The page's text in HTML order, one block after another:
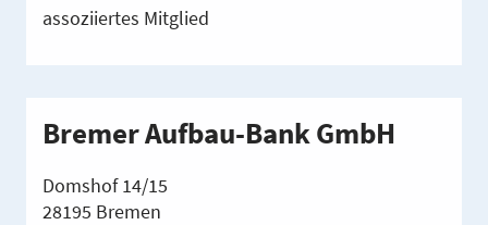
assoziiertes Mitglied
Bremer Aufbau-Bank GmbH
Domshof 14/15
28195 Bremen